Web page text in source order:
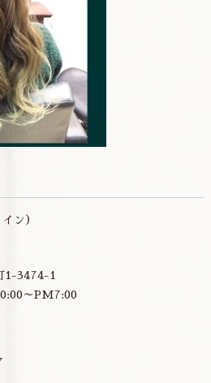
ン）
1-3474-1
～PM7:00